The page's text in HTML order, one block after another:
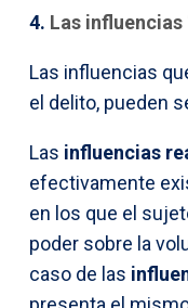
4. Las influencias
Las influencias
el delito, pueden
Las influencias
efectivamente
en los que el
poder sobre la
caso de las